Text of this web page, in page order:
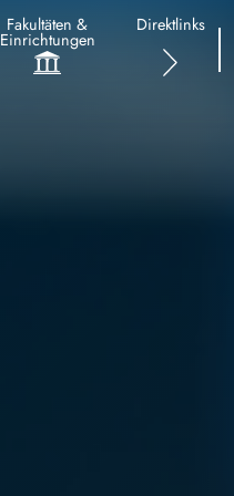
Fakultäten &
Einrichtungen
Direktlinks